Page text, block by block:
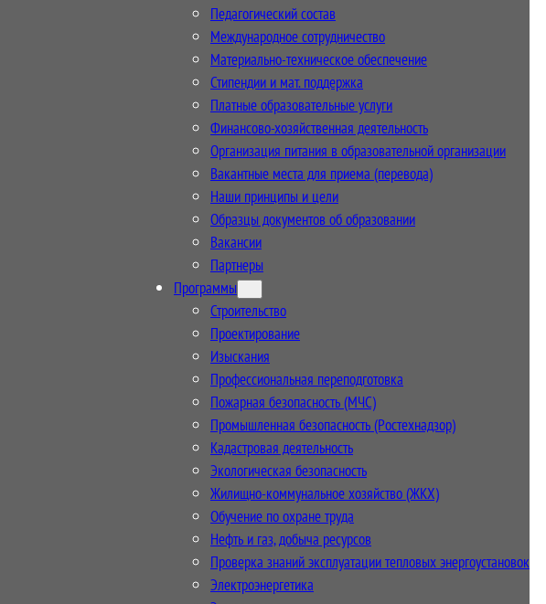
Педагогический состав
Международное сотрудничество
Материально-техническое обеспечение
Стипендии и мат. поддержка
Платные образовательные услуги
Финансово-хозяйственная деятельность
Организация питания в образовательной организации
Вакантные места для приема (перевода)
Наши принципы и цели
Образцы документов об образовании
Вакансии
Партнеры
Программы
Строительство
Проектирование
Изыскания
Профессиональная переподготовка
Пожарная безопасность (МЧС)
Промышленная безопасность (Ростехнадзор)
Кадастровая деятельность
Экологическая безопасность
Жилищно-коммунальное хозяйство (ЖКХ)
Обучение по охране труда
Нефть и газ, добыча ресурсов
Проверка знаний эксплуатации тепловых энергоустановок
Электроэнергетика